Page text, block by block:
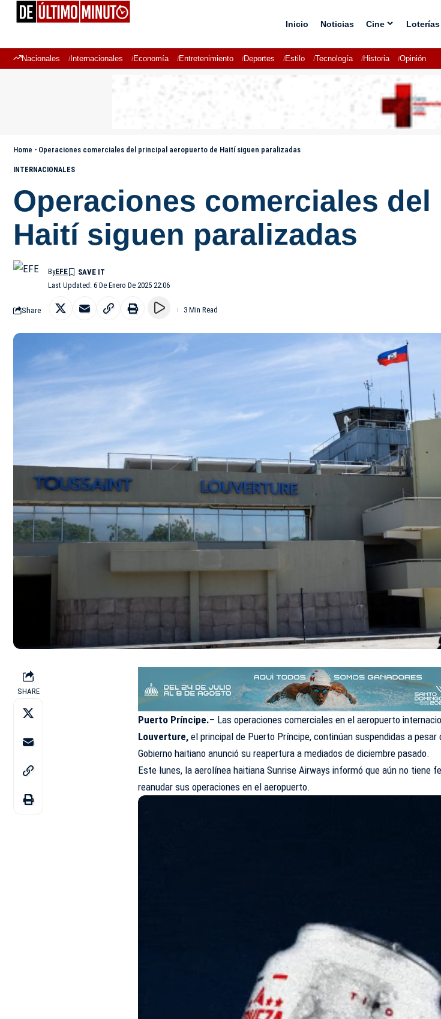
Inicio Noticias Cine Loterías
Nacionales Internacionales Economía Entretenimiento Deportes Estilo Tecnología Historia Opinión
Home - Operaciones comerciales del principal aeropuerto de Haití siguen paralizadas
INTERNACIONALES
Operaciones comerciales
Haití siguen paralizadas
Last Updated: 6 De Enero De 2025 22:06
ByEFE
Share 3 Min Read
SHARE
Puerto Príncipe.– Las operaciones comerciales en el aeropuerto
Louverture, el principal de Puerto Príncipe, continúan suspendidas a pesar
Gobierno haitiano anunció su reapertura a mediados de diciembre pasado.
Este lunes, la aerolínea haitiana Sunrise Airways informó que aún no tiene
reanudar sus operaciones en el aeropuerto.